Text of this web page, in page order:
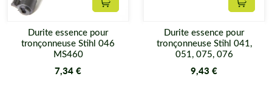
Ajouter au panier
Durite essence pour
tronçonneuse Stihl 046
MS460
7,34 €
Durite essence pour
tronçonneuse Stihl 041,
051, 075, 076
9,43 €